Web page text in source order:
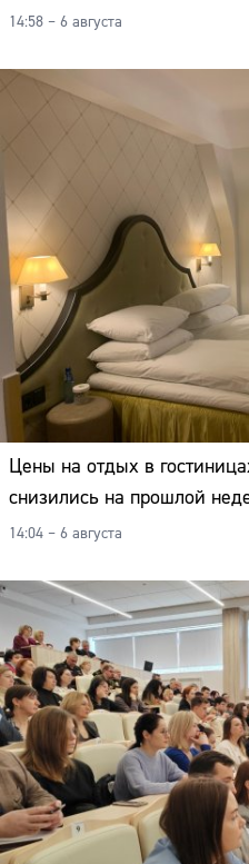
14:58 – 6 августа
Цены на отдых в
снизились на прошлой
14:04 – 6 августа